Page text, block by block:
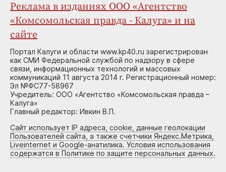
Реклама в изданиях ООО «Агентство
«Комсомольская правда - Калуга» и на
сайте
Портал Калуги и области www.kp40.ru зарегистрирован
как СМИ Федеральной службой по надзору в сфере
связи, информационных технологий и массовых
коммуникаций 11 августа 2014 г. Регистрационный номер:
Эл №ФС77-58967
Учредитель: ООО «Агентство «Комсомольская правда –
Калуга»
Главный редактор: Ивкин В.П.
Сайт использует IP адреса, cookie, данные геолокации
Пользователей сайта, а также счетчики Яндекс.Метрика,
Liveinternet и Google-анатилика. Условия использования
содержатся в Политике по защите персональных данных.